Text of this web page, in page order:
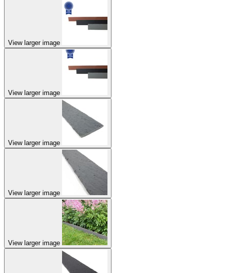
View larger image
View larger image
View larger image
View larger image
View larger image